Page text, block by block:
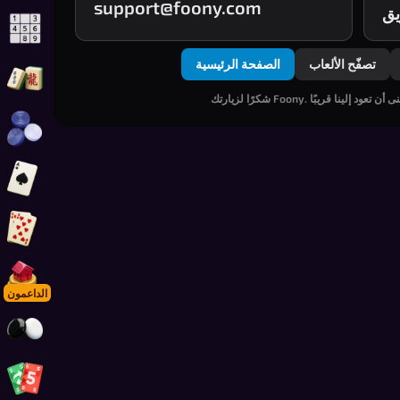
العب سودوكو أونلاين
العب ماهجونج سوليتير
العب الداما أونلاين
العب سبيدز
العب جين رامي
العب فونوبولي
الداعمون
العب غو
العب فون-أو
support@foony.com
الصفحة الرئيسية تصفّح الألعاب